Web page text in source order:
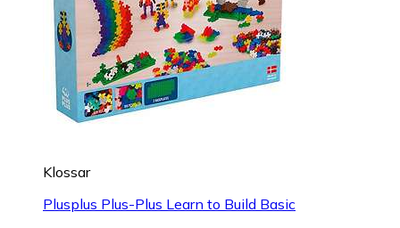
Klossar
Plusplus Plus-Plus Learn to Build Basic